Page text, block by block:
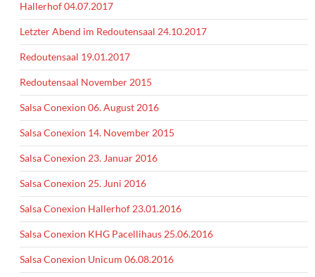
Hallerhof 04.07.2017
Letzter Abend im Redoutensaal 24.10.2017
Redoutensaal 19.01.2017
Redoutensaal November 2015
Salsa Conexion 06. August 2016
Salsa Conexion 14. November 2015
Salsa Conexion 23. Januar 2016
Salsa Conexion 25. Juni 2016
Salsa Conexion Hallerhof 23.01.2016
Salsa Conexion KHG Pacellihaus 25.06.2016
Salsa Conexion Unicum 06.08.2016